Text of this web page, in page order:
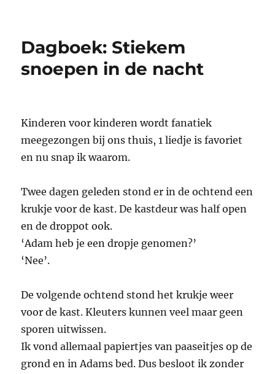
Rembrandt
zien!’
Dagboek: Stiekem
snoepen in de nacht
Kinderen voor kinderen wordt fanatiek
meegezongen bij ons thuis, 1 liedje is favoriet
en nu snap ik waarom.
Twee dagen geleden stond er in de ochtend een
krukje voor de kast. De kastdeur was half open
en de droppot ook.
‘Adam heb je een dropje genomen?’
‘Nee’.
De volgende ochtend stond het krukje weer
voor de kast. Kleuters kunnen veel maar geen
sporen uitwissen.
Ik vond allemaal papiertjes van paaseitjes op de
grond en in Adams bed. Dus besloot ik zonder